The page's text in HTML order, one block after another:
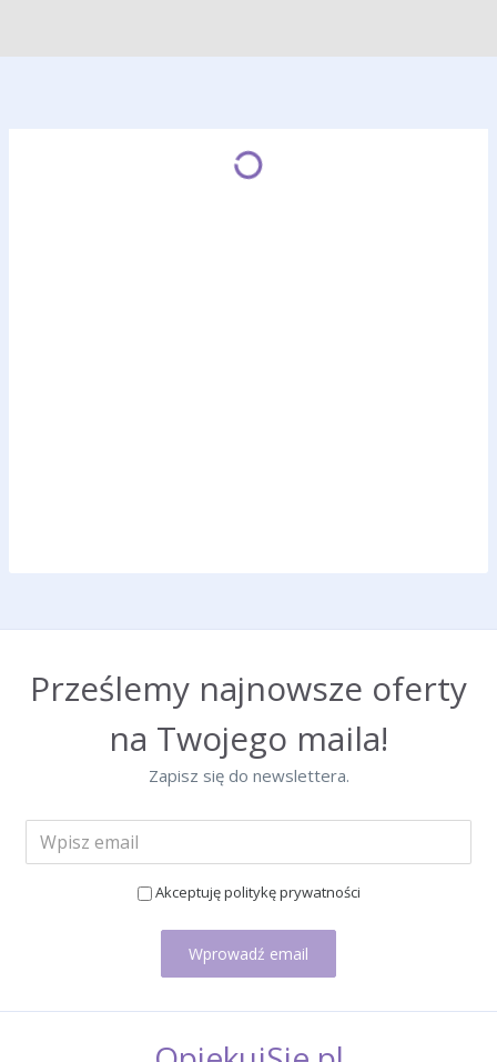
Prześlemy najnowsze oferty
na Twojego maila!
Zapisz się do newslettera.
Akceptuję politykę prywatności
Wprowadź email